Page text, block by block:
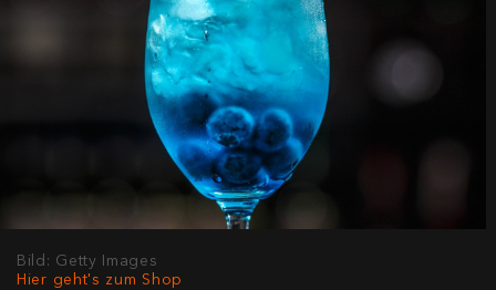
Bild: Getty Images
Hier geht's zum Shop